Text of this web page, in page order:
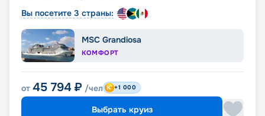
Вы посетите 3 страны:
MSC Grandiosa
КОМФОРТ
от 45 794 ₽ /чел +1 000
Выбрать круиз